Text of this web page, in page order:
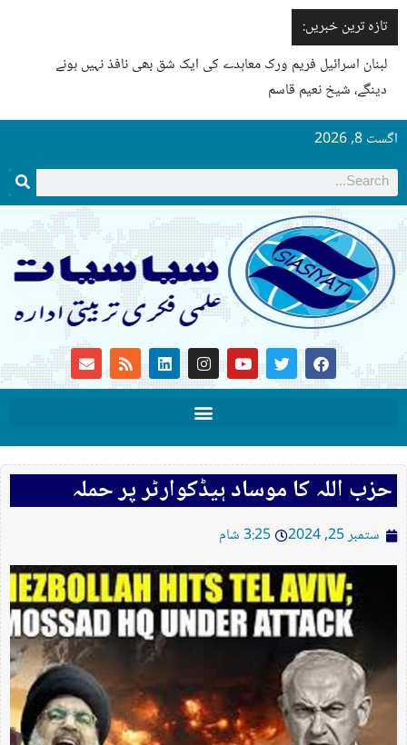
تازہ ترین خبریں:
لبنان اسرائیل فریم ورک معاہدے کی ایک شق بھی نافذ نہیں ہونے
دینگے، شیخ نعیم قاسم
اگست 8, 2026
حزب اللہ کا موساد ہیڈکوارٹر پر حملہ
ستمبر 25, 2024 3:25 شام